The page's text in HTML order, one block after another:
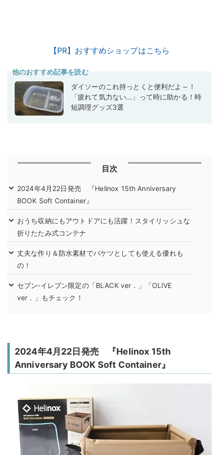
【PR】おすすめショップはこちら
他のおすすめ記事を読む
ダイソーのこれ持っとくと便利だよ～！
「疲れて気力ない…」って時に助かる！時
短調理グッズ3選
目次
2024年4月22日発売 『Helinox 15th Anniversary
BOOK Soft Container』
おうち収納にもアウトドアにも活躍！スタイリッシュな
折りたたみ式コンテナ
丈夫な作り＆防水素材でバケツとしても使える優れも
の！
セブン‐イレブン限定の「BLACK ver．」「OLIVE
ver．」もチェック！
2024年4月22日発売 『Helinox 15th
Anniversary BOOK Soft Container』